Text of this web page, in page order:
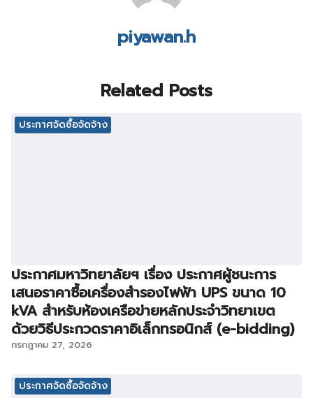
piyawan.h
Related Posts
ประกาศจัดซื้อจัดจ้าง
ประกาศมหาวิทยาลัยฯ เรื่อง ประกาศผู้ชนะการ
เสนอราคาซื้อเครื่องสำรองไฟฟ้า UPS ขนาด 10
kVA สำหรับห้องเครือข่ายหลักประจำวิทยาเขต
ด้วยวิธีประกวดราคาอิเล็กทรอนิกส์ (e-bidding)
กรกฎาคม 27, 2026
ประกาศจัดซื้อจัดจ้าง